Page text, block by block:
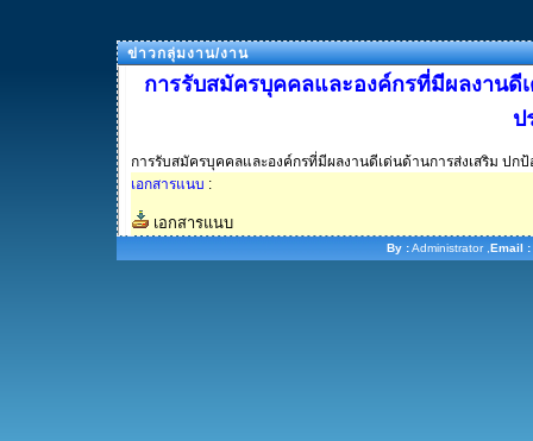
ข่าวกลุ่มงาน/งาน
การรับสมัครบุคคลและองค์กรที่มีผลงานดี
ป
การรับสมัครบุคคลและองค์กรที่มีผลงานดีเด่นด้านการส่งเสริม ป
เอกสารแนบ :
เอกสารแนบ
By :Administrator , Email :